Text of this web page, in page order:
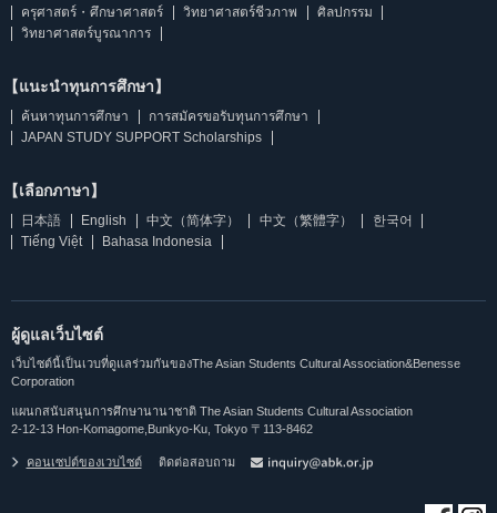
ครุศาสตร์・ศึกษาศาสตร์
วิทยาศาสตร์ชีวภาพ
ศิลปกรรม
วิทยาศาสตร์บูรณาการ
【แนะนำทุนการศึกษา】
ค้นหาทุนการศึกษา
การสมัครขอรับทุนการศึกษา
JAPAN STUDY SUPPORT Scholarships
【เลือกภาษา】
日本語 English 中文（简体字） 中文（繁體字）
한국어
Tiếng Việt
Bahasa Indonesia
ผู้ดูแลเว็บไซต์
เว็บไซต์นี้เป็นเวบที่ดูแลร่วมกันของThe Asian Students Cultural Association&Benesse
Corporation
แผนกสนับสนุนการศึกษานานาชาติ The Asian Students Cultural Association
2-12-13 Hon-Komagome,Bunkyo-Ku, Tokyo 〒113-8462
คอนเซปต์ของเวบไซต์ ติดต่อสอบถาม